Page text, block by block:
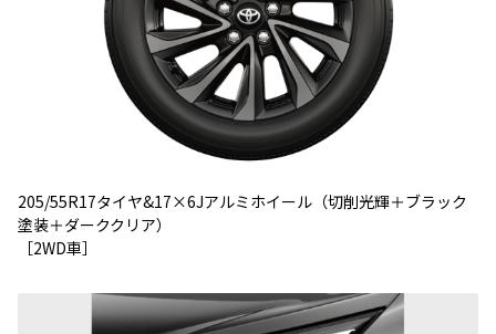
205/55R17タイヤ&17×6Jアルミホイール（切削光輝＋ブラック
塗装＋ダーククリア）
［2WD車］